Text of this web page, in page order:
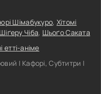
Шімабукуро, Хітомі
Шіґеру Чіба, Шьоґо Саката
етті-аніме
| Кафорі, Субтитри |